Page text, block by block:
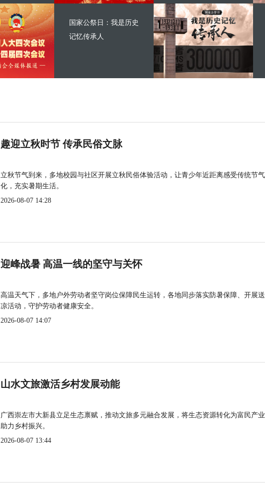
国家公祭日：我是历史
记忆传承人
趣迎立秋时节 传承民俗文脉
立秋节气到来，多地校园与社区开展立秋民俗体验活动，让青少年近距离感受传统节
化，充实暑期生活。
2026-08-07 14:28
迎峰战暑 高温一线的坚守与关怀
高温天气下，多地户外劳动者坚守岗位保障民生运转，各地同步落实防暑保障、开展
凉活动，守护劳动者健康安全。
2026-08-07 14:07
山水文旅激活乡村发展动能
广西崇左市大新县立足生态禀赋，推动文旅多元融合发展，将生态资源转化为富民产
助力乡村振兴。
2026-08-07 13:44